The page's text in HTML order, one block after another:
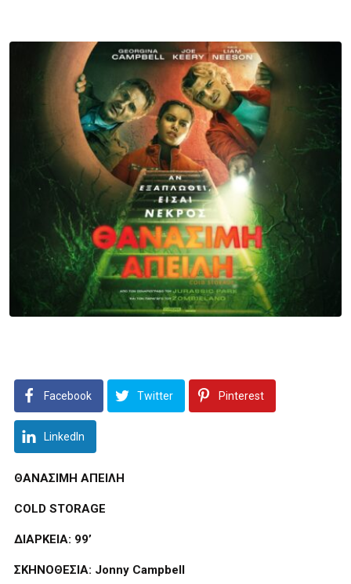
Facebook Twitter Pinterest
LinkedIn
ΘΑΝΑΣΙΜΗ ΑΠΕΙΛΗ
COLD STORAGE
ΔΙΑΡΚΕΙΑ: 99’
ΣΚΗΝΟΘΕΣΙΑ: Jonny Campbell